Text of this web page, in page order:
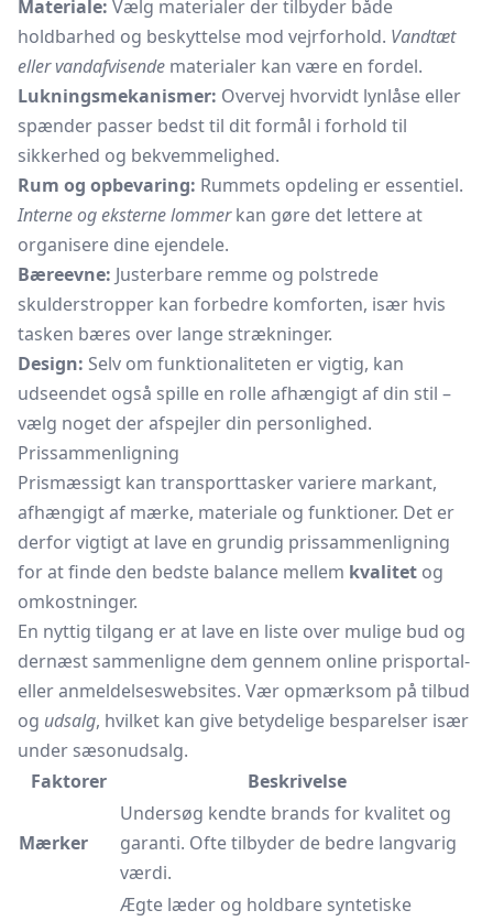
Materiale: Vælg materialer der tilbyder både
holdbarhed og beskyttelse mod vejrforhold. Vandtæt
eller vandafvisende materialer kan være en fordel.
Lukningsmekanismer: Overvej hvorvidt lynlåse eller
spænder passer bedst til dit formål i forhold til
sikkerhed og bekvemmelighed.
Rum og opbevaring: Rummets opdeling er essentiel.
Interne og eksterne lommerkan gøre det lettere at
organisere dine ejendele.
Bæreevne: Justerbare remme og polstrede
skulderstropper kan forbedre komforten, især hvis
tasken bæres over lange strækninger.
Design: Selv om funktionaliteten er vigtig, kan
udseendet også spille en rolle afhængigt af din stil –
vælg noget der afspejler din personlighed.
Prissammenligning
Prismæssigt kan transporttasker variere markant,
afhængigt af mærke, materiale og funktioner. Det er
derfor vigtigt at lave en grundig prissammenligning
for at finde den bedste balance mellem kvalitet og
omkostninger.
En nyttig tilgang er at lave en liste over mulige bud og
dernæst sammenligne dem gennem online prisportal-
eller anmeldelseswebsites. Vær opmærksom på tilbud
og udsalg, hvilket kan give betydelige besparelser især
under sæsonudsalg.
Faktorer
Beskrivelse
Mærker
Undersøg kendte brands for kvalitet og
garanti. Ofte tilbyder de bedre langvarig
værdi.
Ægte læder og holdbare syntetiske